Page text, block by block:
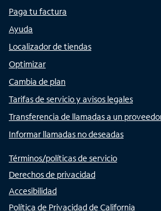
Paga tu factura
Ayuda
Localizador de tiendas
Optimizar
Cambia de plan
Tarifas de servicio y avisos legales
Transferencia de llamadas a un
Informar llamadas no deseadas
Términos/políticas de servicio
Derechos de privacidad
Accesibilidad
Política de Privacidad de California